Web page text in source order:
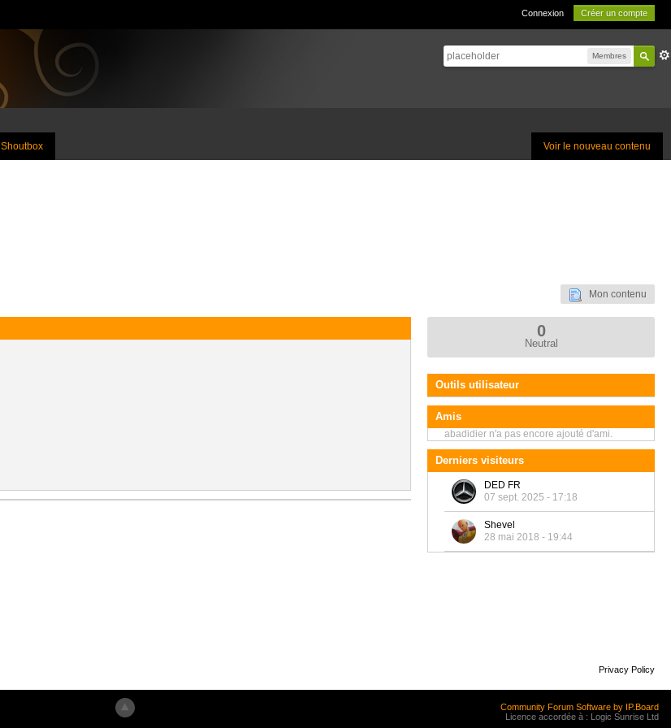
Connexion Créer un compte
Membres
Voir le nouveau contenu
Shoutbox
Mon contenu
0
Neutral
Outils utilisateur
Amis
abadidier n'a pas encore ajouté d'ami.
Derniers visiteurs
DED FR
07 sept. 2025 - 17:18
Shevel
28 mai 2018 - 19:44
Privacy Policy
Community Forum Software by IP.Board
Licence accordée à : Logic Sunrise Ltd